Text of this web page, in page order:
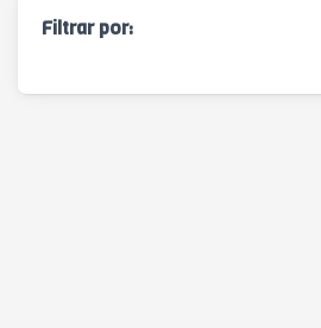
Filtrar por: